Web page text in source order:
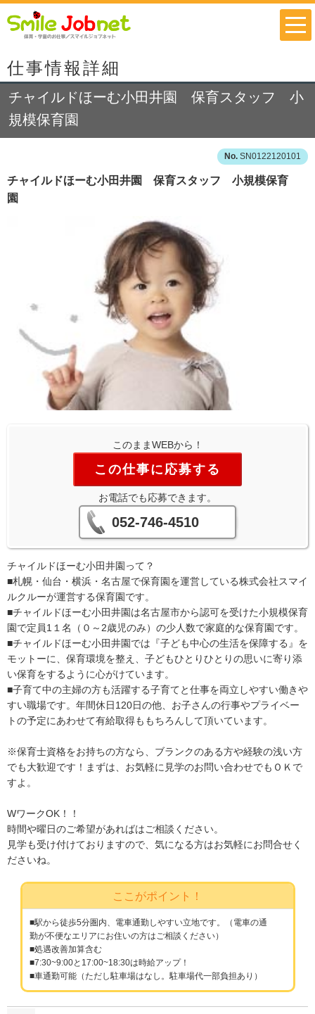
仕事情報詳細
チャイルドほーむ小田井園 保育スタッフ 小
規模保育園
SN0122120101
チャイルドほーむ小田井園 保育スタッフ 小規模保育
園
このままWEBから！
この仕事に応募する
お電話でも応募できます。
052-746-4510
チャイルドほーむ小田井園って？
■札幌・仙台・横浜・名古屋で保育園を運営している株式会社スマイ
ルクルーが運営する保育園です。
■チャイルドほーむ小田井園は名古屋市から認可を受けた小規模保育
園で定員1１名（０～2歳児のみ）の少人数で家庭的な保育園です。
■チャイルドほーむ小田井園では『子ども中心の生活を保障する』を
モットーに、保育環境を整え、子どもひとりひとりの思いに寄り添
い保育をするように心がけています。
■子育て中の主婦の方も活躍する子育てと仕事を両立しやすい働きや
すい職場です。年間休日120日の他、お子さんの行事やプライベー
トの予定にあわせて有給取得ももちろんして頂いています。
※保育士資格をお持ちの方なら、ブランクのある方や経験の浅い方
でも大歓迎です！まずは、お気軽に見学のお問い合わせでもＯＫで
すよ。
WワークOK！！
時間や曜日のご希望があればはご相談ください。
見学も受け付けておりますので、気になる方はお気軽にお問合せく
ださいね。
ここがポイント！
■駅から徒歩5分圏内、電車通勤しやすい立地です。（電車の通
勤が不便なエリアにお住いの方はご相談ください）
■処遇改善加算含む
■7:30~9:00と17:00~18:30は時給アップ！
■車通勤可能（ただし駐車場はなし。駐車場代一部負担あり）